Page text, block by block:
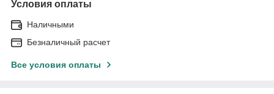
Условия оплаты
Наличными
Безналичный расчет
Все условия оплаты